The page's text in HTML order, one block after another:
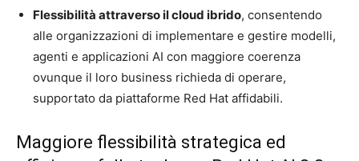
Flessibilità attraverso il cloud ibrido, consentendo
alle organizzazioni di implementare e gestire modelli,
agenti e applicazioni AI con maggiore coerenza
ovunque il loro business richieda di operare,
supportato da piattaforme Red Hat affidabili.
Maggiore flessibilità strategica ed